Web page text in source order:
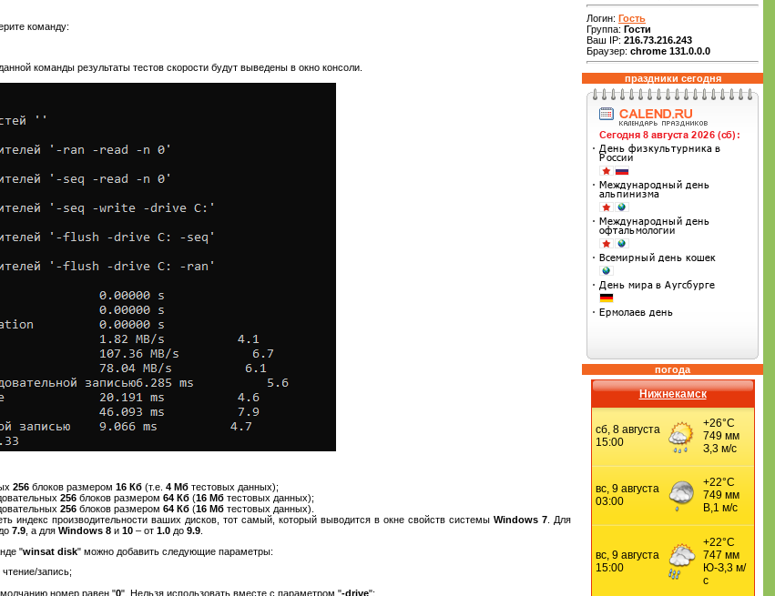
команду:
команды результаты тестов скорости будут выведены в окно консоли.
256 блоков размером 16 Кб (т.е. 4 Мб тестовых данных);
256 блоков размером 64 Кб (16 Мб тестовых данных);
256 блоков размером 64 Кб (16 Мб тестовых данных).
индекс производительности ваших дисков, тот самый, который выводится в окне свойств системы Windows 7 . Для
до 7.9 , а для Windows 8 и 10 – от 1.0 до 9.9
"winsat disk" можно добавить следующие параметры:
запись;
номер равен "0". Нельзя использовать вместе с параметром "-drive";
Логин: Гость
Группа: Гости
Ваш IP: 216.73.216.243
Браузер: chrome 131.0.0.0
праздники сегодня
погода
Нижнекамск